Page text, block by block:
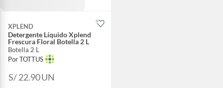
XPLEND
Detergente Líquido Xplend
Frescura Floral Botella 2 L
Botella 2 L
Por TOTTUS
S/ 22.90UN